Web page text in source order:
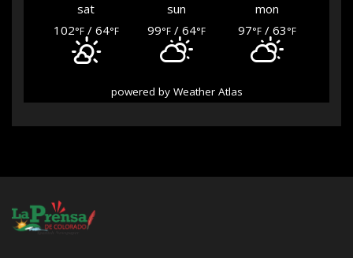
sat sun
mon
102°F/ 64°F 99°F/ 64°F 97°F/ 63°F
powered by Weather Atlas